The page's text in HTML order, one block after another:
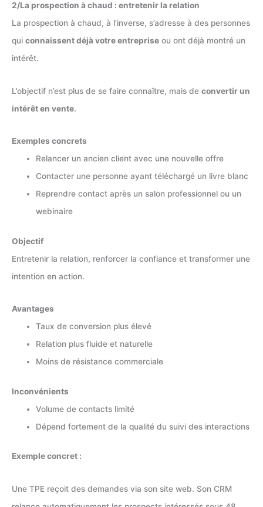
2/La prospection à chaud : entretenir la relation
La prospection à chaud, à l’inverse, s’adresse à des personnes
qui connaissent déjà votre entreprise ou ont déjà montré un
intérêt.
L’objectif n’est plus de se faire connaître, mais de convertir un
intérêt en vente.
Exemples concrets
Relancer un ancien client avec une nouvelle offre
Contacter une personne ayant téléchargé un livre blanc
Reprendre contact après un salon professionnel ou un
webinaire
Objectif
Entretenir la relation, renforcer la confiance et transformer une
intention en action.
Avantages
Taux de conversion plus élevé
Relation plus fluide et naturelle
Moins de résistance commerciale
Inconvénients
Volume de contacts limité
Dépend fortement de la qualité du suivi des interactions
Exemple concret :
Une TPE reçoit des demandes via son site web. Son CRM